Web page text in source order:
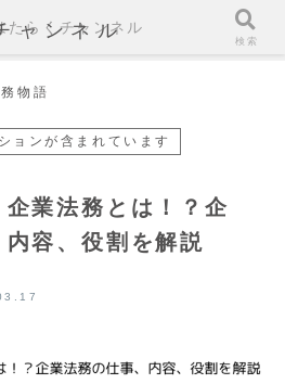
ャンネル
物語
ョンが含まれています
企業法務とは！？企
容、役割を解説
たらくチャンネル
検索